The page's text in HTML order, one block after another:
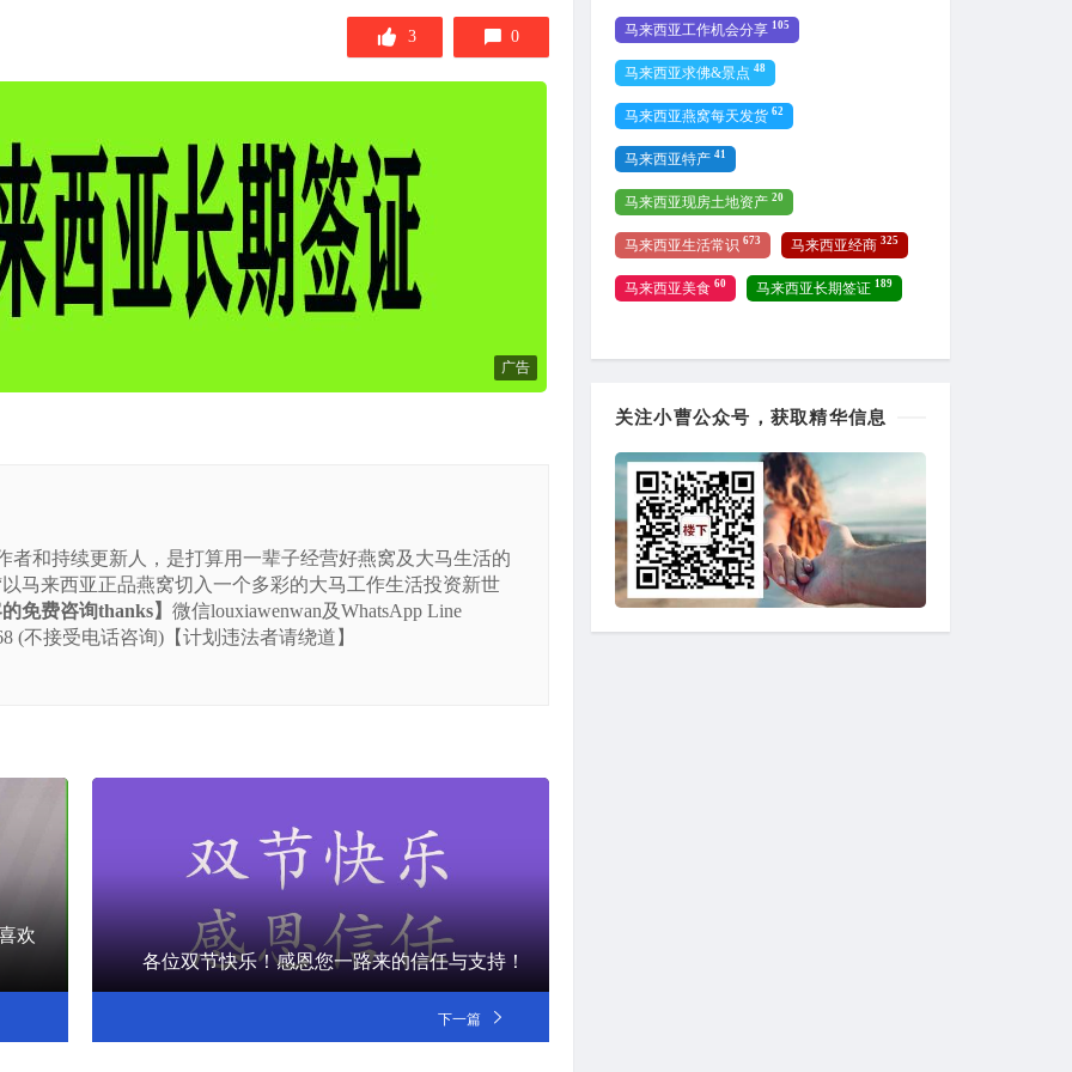
签
3 0
广告
者和持续更新人，是打算用一辈子经营好燕窝及大马生活的
马来西亚正品燕窝切入一个多彩的大马工作生活投资新世
免费咨询thanks】 微信louxiawenwan及WhatsApp Line
(不接受电话咨询)【计划违法者请绕道】
欢
各位双节快乐！感恩您一路来的信任与支持！
下一篇
马来西亚工作机会分享 105
马来西亚求佛&景点 48
马来西亚燕窝每天发货 62
马来西亚特产 41
马来西亚现房土地资产 20
马来西亚生活常识 673 马来西亚经商 325
马来西亚美食 60 马来西亚长期签证 189
关注小曹公众号，获取精华信息